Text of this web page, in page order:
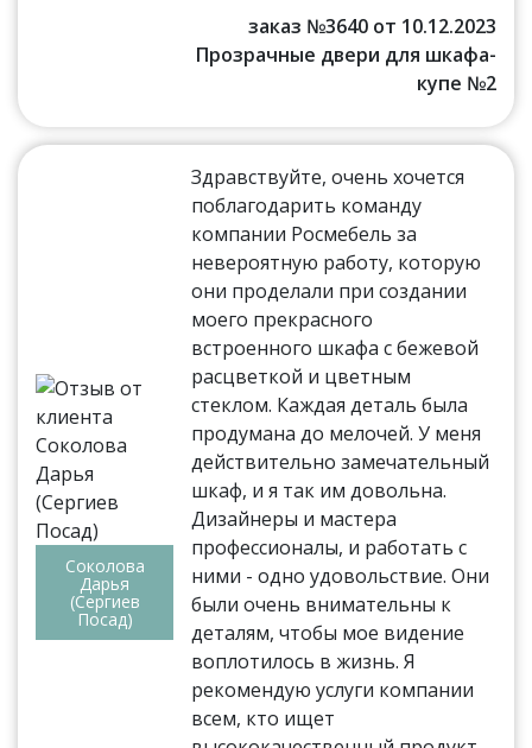
заказ №3640 от 10.12.2023
Прозрачные двери для шкафа-
купе №2
Соколова
Дарья
(Сергиев
Посад)
Здравствуйте, очень хочется
поблагодарить команду
компании Росмебель за
невероятную работу, которую
они проделали при создании
моего прекрасного
встроенного шкафа с бежевой
расцветкой и цветным
стеклом. Каждая деталь была
продумана до мелочей. У меня
действительно замечательный
шкаф, и я так им довольна.
Дизайнеры и мастера
профессионалы, и работать с
ними - одно удовольствие. Они
были очень внимательны к
деталям, чтобы мое видение
воплотилось в жизнь. Я
рекомендую услуги компании
всем, кто ищет